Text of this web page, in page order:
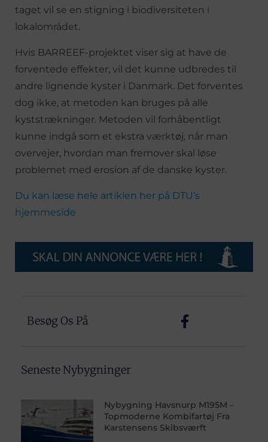
taget vil se en stigning i biodiversiteten i
lokalområdet.
Hvis BARREEF-projektet viser sig at have de
forventede effekter, vil det kunne udbredes til
andre lignende kyster i Danmark. Det forventes
dog ikke, at metoden kan bruges på alle
kyststrækninger. Metoden vil forhåbentligt
kunne indgå som et ekstra værktøj, når man
overvejer, hvordan man fremover skal løse
problemet med erosion af de danske kyster.
Du kan læse hele artiklen her på DTU’s
hjemmeside
Besøg Os På
Seneste Nybygninger
Nybygning Havsnurp M195M –
Topmoderne Kombifartøj Fra
Karstensens Skibsværft